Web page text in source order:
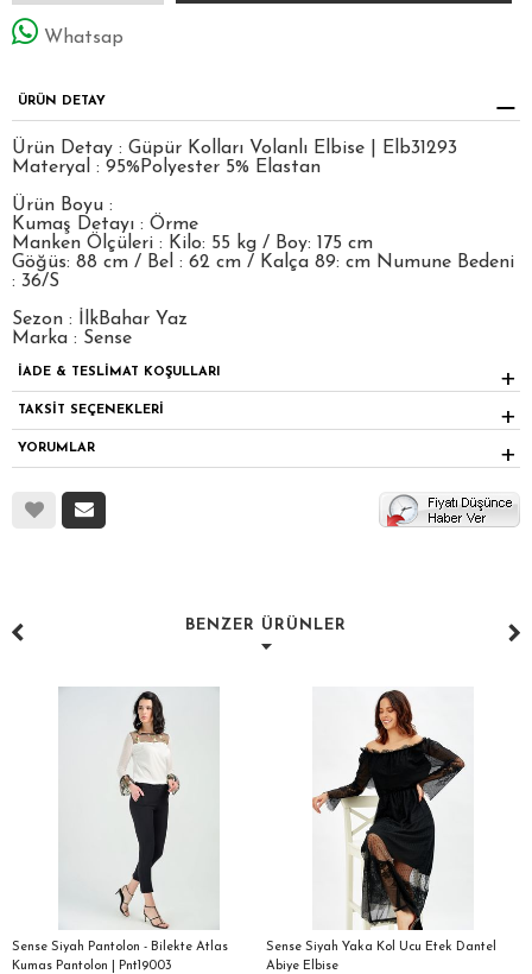
Whatsap
ÜRÜN DETAY
Ürün Detay : Güpür Kolları Volanlı Elbise | Elb31293
Materyal : 95%Polyester 5% Elastan
Ürün Boyu :
Kumaş Detayı : Örme
Manken Ölçüleri : Kilo: 55 kg / Boy: 175 cm
Göğüs: 88 cm / Bel : 62 cm / Kalça 89: cm Numune Bedeni
: 36/S
Sezon : İlkBahar Yaz
Marka : Sense
İADE & TESLİMAT KOŞULLARI
TAKSİT SEÇENEKLERİ
YORUMLAR
BENZER ÜRÜNLER
Sense Siyah Pantolon - Bilekte Atlas
Kumas Pantolon | Pnt19003
Sense Siyah Yaka Kol Ucu Etek Dantel
Abiye Elbise